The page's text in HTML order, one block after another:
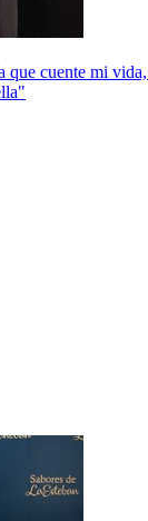
que cuente mi